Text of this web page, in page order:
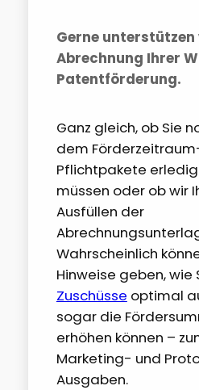
Gerne unterstützen
Abrechnung Ihrer
Patentförderung.
Ganz gleich, ob Sie
dem
Pflichtpakete
müssen oder ob wir
Ausfüllen der
Wahrscheinlich
Hinweise geben, wie
Zuschüsse optimal
sogar die
erhöhen können –
Marketing- und
Ausgaben.